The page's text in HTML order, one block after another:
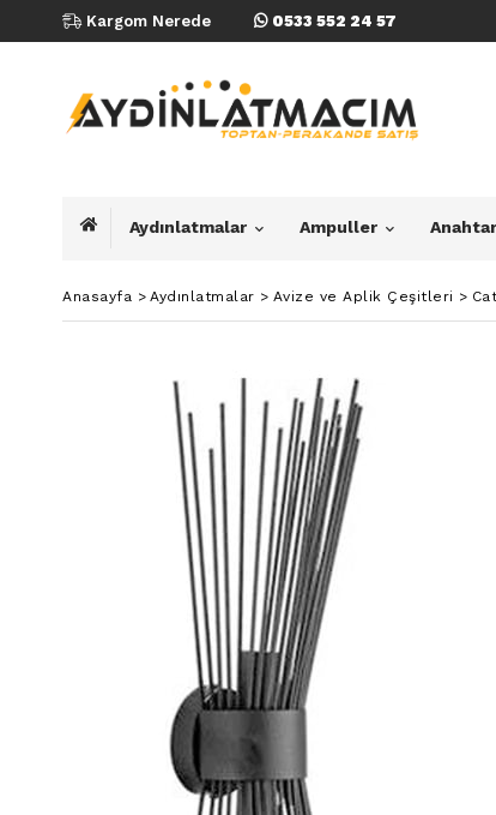
Kargom Nerede 0533 552 24 57
Aydınlatmalar Ampuller
Anasayfa > Aydınlatmalar > Avize ve Aplik Çeşitleri >